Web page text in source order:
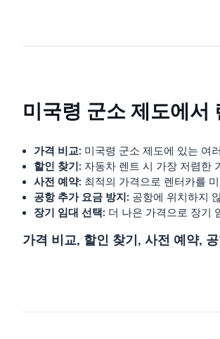
미국령 군소 제도에서
가격 비교: 미국령 군소 제도에 있는 여
할인 찾기: 자동차 렌트 시 가장 저렴한
사전 예약: 최적의 가격으로 렌터카를
공항 추가 요금 방지: 공항에 위치하지
장기 임대 선택: 더 나은 가격으로 장기
가격 비교, 할인 찾기, 사전 예약,